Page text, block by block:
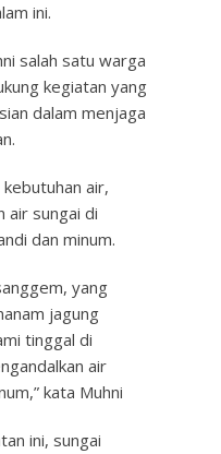
ini.
salah satu warga
kegiatan yang
dalam menjaga
air,
air sungai di
dan minum.
yang
jagung
tinggal di
air
kata Muhni
ini, sungai